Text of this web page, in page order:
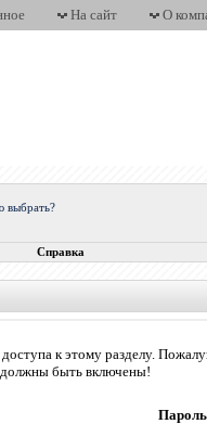
На сайт О
выбрать?
Справка
к этому разделу.
быть включены!